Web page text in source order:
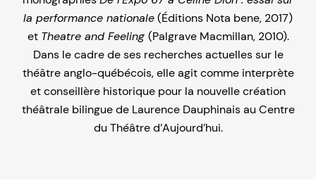
la performance nationale(Éditions Nota bene, 2017)
et Theatre and Feeling (Palgrave Macmillan, 2010).
Dans le cadre de ses recherches actuelles sur le
théâtre anglo-québécois, elle agit comme interprète
et conseillère historique pour la nouvelle création
théâtrale bilingue de Laurence Dauphinais au Centre
du Théâtre d’Aujourd’hui.